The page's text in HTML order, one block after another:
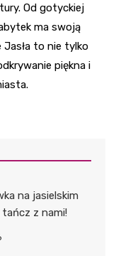
Od gotyckiej
ma swoją
Jasła to nie tylko
piękna i
na jasielskim
z nami!